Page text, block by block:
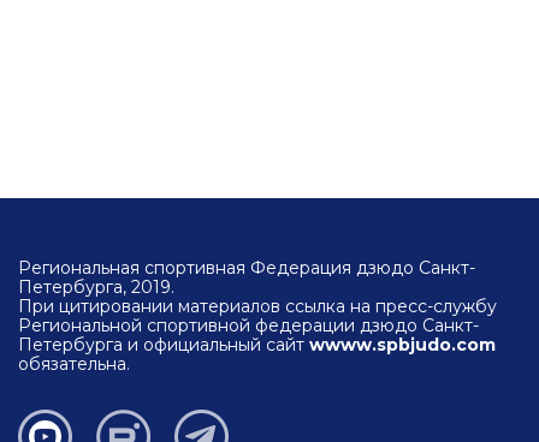
Региональная спортивная Федерация дзюдо Санкт-
Петербурга, 2019.
При цитировании материалов ссылка на пресс-службу
Региональной спортивной федерации дзюдо Санкт-
Петербурга и официальный сайт wwww.spbjudo.com
обязательна.